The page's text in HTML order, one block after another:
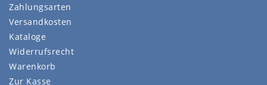
Zahlungsarten
Versandkosten
Kataloge
Widerrufsrecht
Warenkorb
Zur Kasse